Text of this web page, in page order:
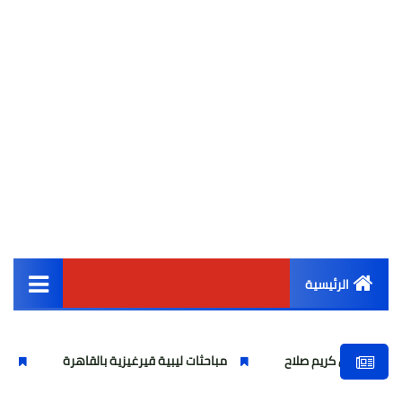
الرئيسية
أخبار مصر
صلاح مباحثات ليبية قيرغيزية بالقاهرة نقيب المحامين